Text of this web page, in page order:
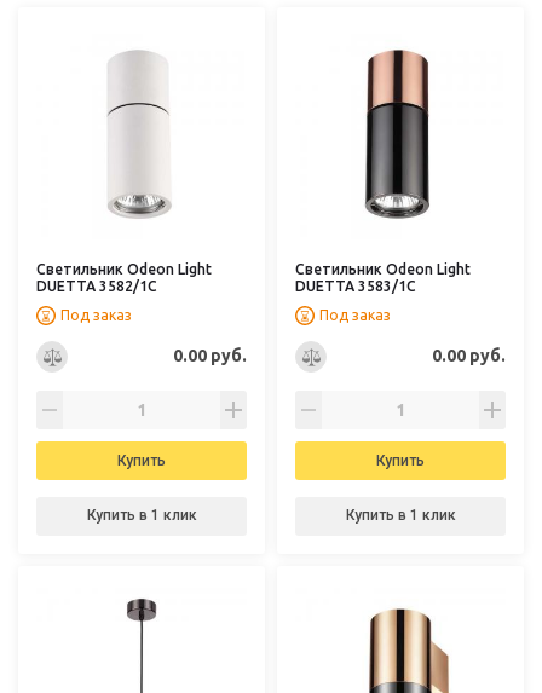
Светильник Odeon Light
DUETTA 3582/1C
Под заказ
0.00 руб.
Купить
Купить в 1 клик
Светильник Odeon Light
DUETTA 3583/1C
Под заказ
0.00 руб.
Купить
Купить в 1 клик